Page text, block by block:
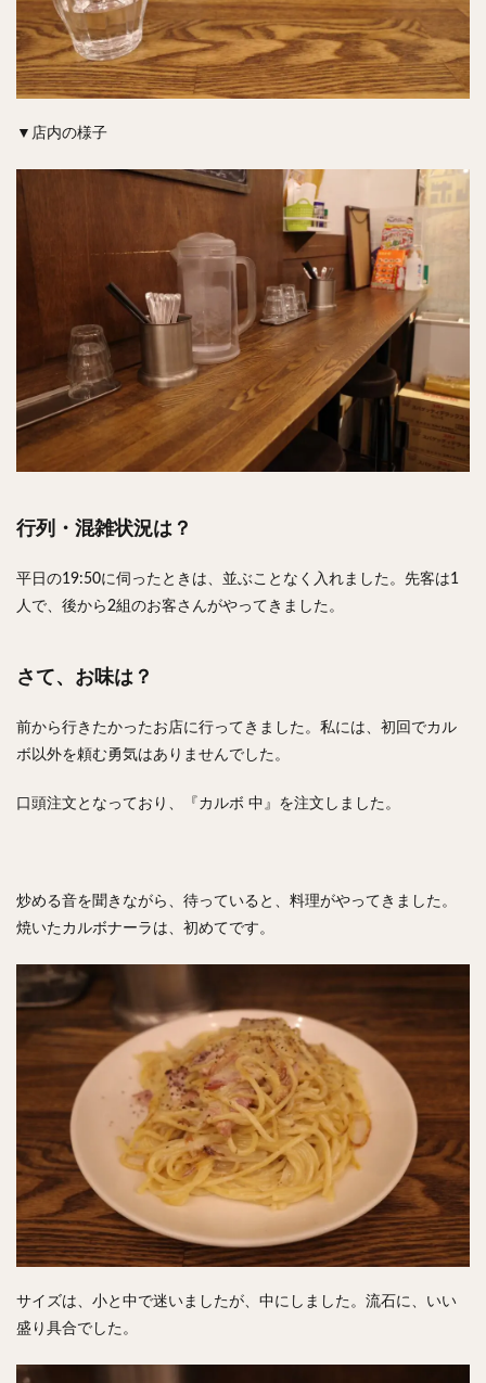
▼店内の様子
行列・混雑状況は？
平日の19:50に伺ったときは、並ぶことなく入れました。先客は1
人で、後から2組のお客さんがやってきました。
さて、お味は？
前から行きたかったお店に行ってきました。私には、初回でカル
ボ以外を頼む勇気はありませんでした。
口頭注文となっており、『カルボ 中』を注文しました。
炒める音を聞きながら、待っていると、料理がやってきました。
焼いたカルボナーラは、初めてです。
サイズは、小と中で迷いましたが、中にしました。流石に、いい
盛り具合でした。